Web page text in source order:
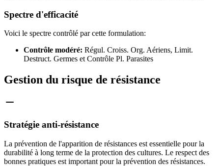
Spectre d'efficacité
Voici le spectre contrôlé par cette formulation:
Contrôle modéré: Régul. Croiss. Org. Aériens, Limit.
Destruct. Germes et Contrôle Pl. Parasites
Gestion du risque de résistance
Stratégie anti-résistance
La prévention de l'apparition de résistances est essentielle pour la
durabilité à long terme de la protection des cultures. Le respect des
bonnes pratiques est important pour la prévention des résistances.